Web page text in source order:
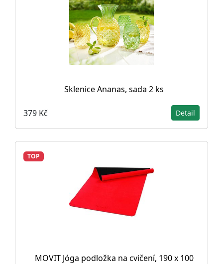
Sklenice Ananas, sada 2 ks
379 Kč Detail
TOP
MOVIT Jóga podložka na cvičení, 190 x 100